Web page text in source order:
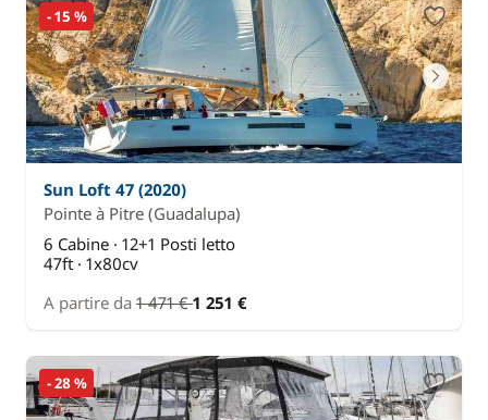
- 15 %
Sun Loft 47 (2020)
Pointe à Pitre (Guadalupa)
6 Cabine · 12+1 Posti letto
47ft · 1x80cv
A partire da 1 471 €1 251 €
- 28 %